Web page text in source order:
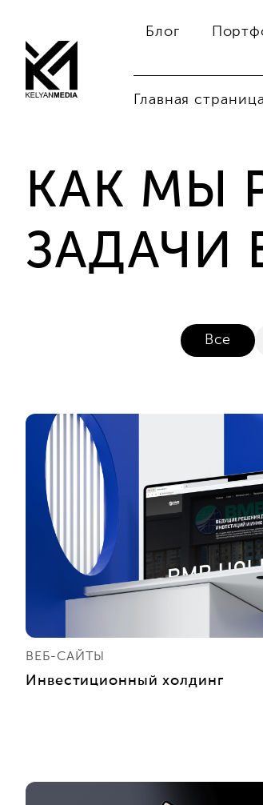
Блог
Главная страница
КАК МЫ
ЗАДАЧИ
Все
ВЕБ-САЙТЫ
Инвестиционный холдинг